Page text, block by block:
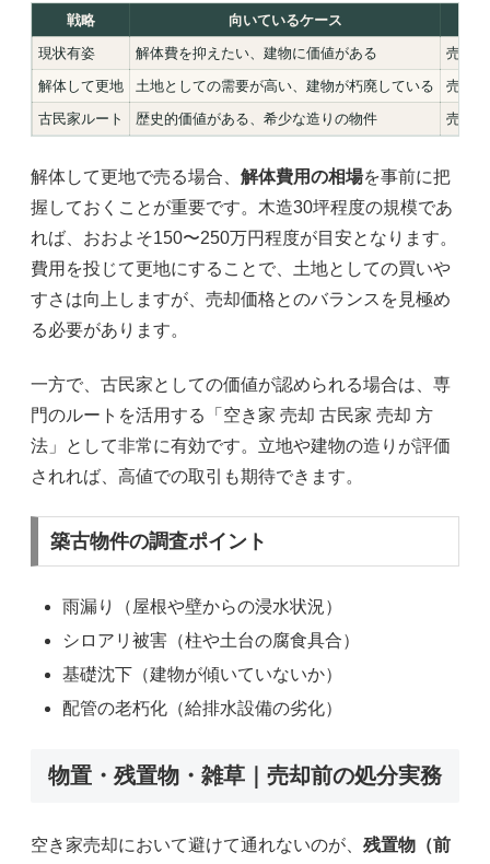
戦略 向いているケース
現状有姿
解体費を抑えたい、建物に価値がある
売主
解体して更地
土地としての需要が高い、建物が朽廃している
売主
古民家ルート
歴史的価値がある、希少な造りの物件 売主
解体して更地で売る場合、 解体費用の相場を事前に把
握しておくことが重要です。木造30坪程度の規模であ
れば、おおよそ150〜250万円程度が目安となります。
費用を投じて更地にすることで、土地としての買いや
すさは向上しますが、売却価格とのバランスを見極め
る必要があります。
一方で、古民家としての価値が認められる場合は、専
門のルートを活用する「空き家 売却 古民家 売却 方
法」として非常に有効です。立地や建物の造りが評価
されれば、高値での取引も期待できます。
築古物件の調査ポイント
雨漏り（屋根や壁からの浸水状況）
シロアリ被害（柱や土台の腐食具合）
基礎沈下（建物が傾いていないか）
配管の老朽化（給排水設備の劣化）
物置・残置物・雑草｜売却前の処分実務
空き家売却において避けて通れないのが、 残置物（前